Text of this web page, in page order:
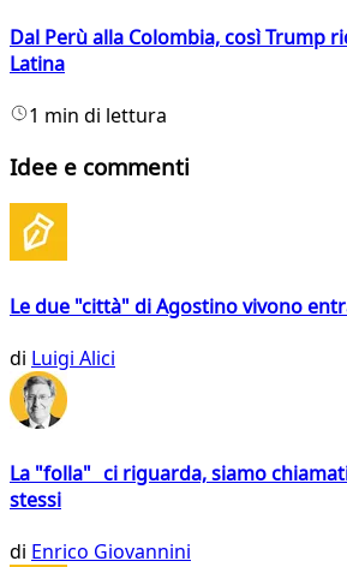
Dal Perù alla Colombia, così Trump
Latina
1 min di lettura
Idee e commenti
Le due "città" di Agostino vivono
di Luigi Alici
La "folla" ci riguarda, siamo
stessi
di Enrico Giovannini